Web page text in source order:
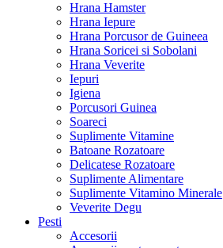
Hrana Hamster
Hrana Iepure
Hrana Porcusor de Guineea
Hrana Soricei si Sobolani
Hrana Veverite
Iepuri
Igiena
Porcusori Guinea
Soareci
Suplimente Vitamine
Batoane Rozatoare
Delicatese Rozatoare
Suplimente Alimentare
Suplimente Vitamino Minerale
Veverite Degu
Pesti
Accesorii